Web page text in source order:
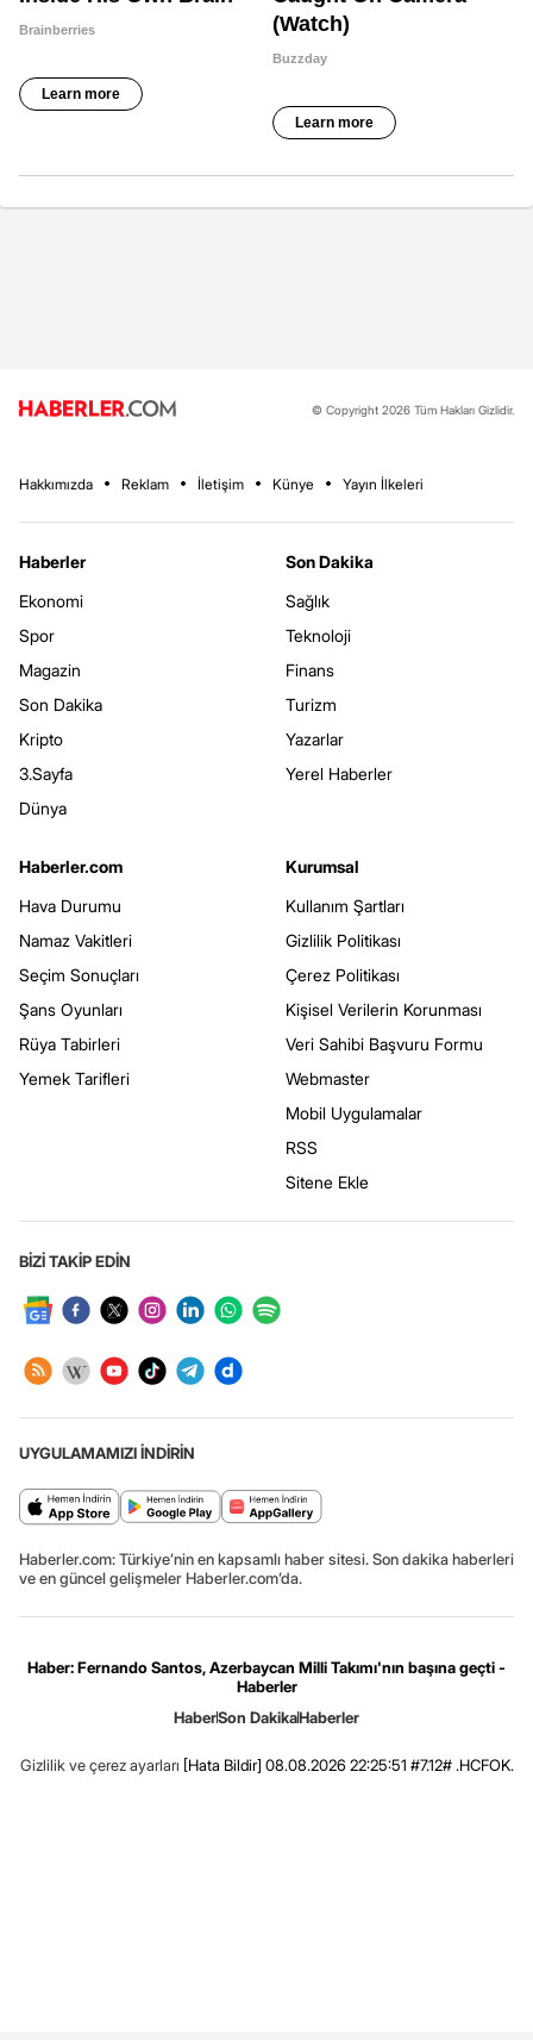
© Copyright 2026 Tüm Hakları Gizlidir.
Hakkımızda Reklam İletişim Künye Yayın İlkeleri
Haberler
Ekonomi
Spor
Magazin
Son Dakika
Kripto
3.Sayfa
Dünya
Son Dakika
Sağlık
Teknoloji
Finans
Turizm
Yazarlar
Yerel Haberler
Haberler.com
Hava Durumu
Namaz Vakitleri
Seçim Sonuçları
Şans Oyunları
Rüya Tabirleri
Yemek Tarifleri
Kurumsal
Kullanım Şartları
Gizlilik Politikası
Çerez Politikası
Kişisel Verilerin Korunması
Veri Sahibi Başvuru Formu
Webmaster
Mobil Uygulamalar
RSS
Sitene Ekle
BİZİ TAKİP EDİN
UYGULAMAMIZI İNDİRİN
Haberler.com: Türkiye’nin en kapsamlı haber sitesi. Son dakika haberleri
ve en güncel gelişmeler Haberler.com’da.
Haber: Fernando Santos, Azerbaycan Milli Takımı'nın başına geçti -
Haberler
HaberSon DakikaHaberler
Gizlilik ve çerez ayarları [Hata Bildir] 08.08.2026 22:25:51 #7.12# .HCFOK.